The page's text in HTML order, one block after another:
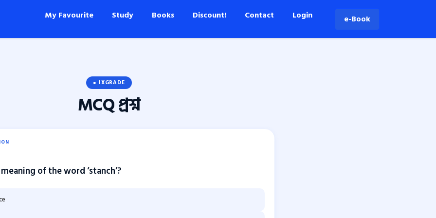
My Favourite Study Books Discount! Contact Login e-Book
● IXGRADE
MCQপ্রশ্ন
of the word ‘stanch’?